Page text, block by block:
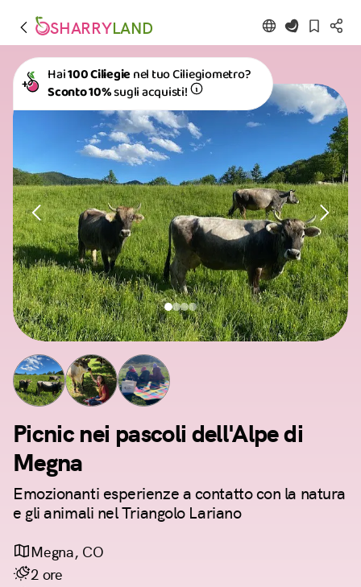
SHARRYLAND
Hai100 Ciliegienel tuo Ciliegiometro?
Sconto 10%sugli acquisti!
Picnic nei pascoli dell'Alpe di
Megna
Emozionanti esperienze a contatto con la natura
e gli animali nel Triangolo Lariano
Megna, CO
2 ore